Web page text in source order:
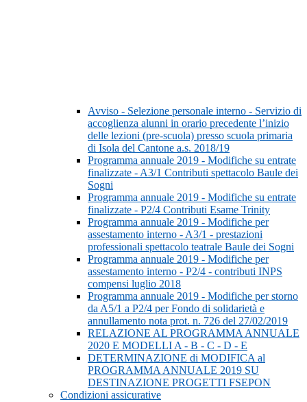
Avviso - Selezione personale interno - Servizio di
accoglienza alunni in orario precedente l’inizio
delle lezioni (pre-scuola) presso scuola primaria
di Isola del Cantone a.s. 2018/19
Programma annuale 2019 - Modifiche su entrate
finalizzate - A3/1 Contributi spettacolo Baule dei
Sogni
Programma annuale 2019 - Modifiche su entrate
finalizzate - P2/4 Contributi Esame Trinity
Programma annuale 2019 - Modifiche per
assestamento interno - A3/1 - prestazioni
professionali spettacolo teatrale Baule dei Sogni
Programma annuale 2019 - Modifiche per
assestamento interno - P2/4 - contributi INPS
compensi luglio 2018
Programma annuale 2019 - Modifiche per storno
da A5/1 a P2/4 per Fondo di solidarietà e
annullamento nota prot. n. 726 del 27/02/2019
RELAZIONE AL PROGRAMMA ANNUALE
2020 E MODELLI A - B - C - D - E
DETERMINAZIONE di MODIFICA al
PROGRAMMA ANNUALE 2019 SU
DESTINAZIONE PROGETTI FSEPON
Condizioni assicurative